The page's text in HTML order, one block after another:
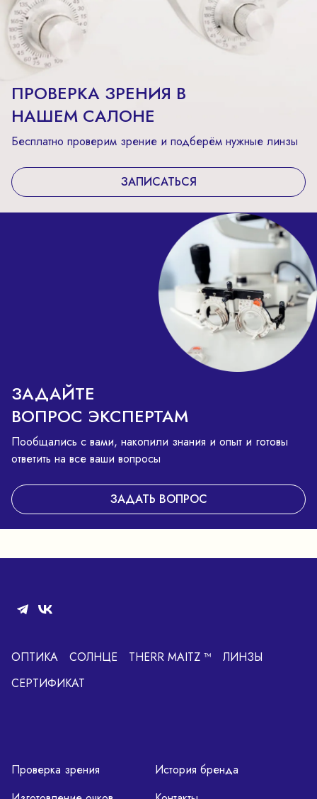
ПРОВЕРКА ЗРЕНИЯ В
НАШЕМ САЛОНЕ
Бесплатно проверим зрение и подберём нужные линзы
ЗАПИСАТЬСЯ
ЗАДАЙТЕ
ВОПРОС ЭКСПЕРТАМ
Пообщались с вами, накопили знания и опыт и готовы
ответить на все ваши вопросы
ЗАДАТЬ ВОПРОС
ОПТИКА СОЛНЦЕ THERR MAITZ ™
ЛИНЗЫ
СЕРТИФИКАТ
Проверка зрения
История бренда